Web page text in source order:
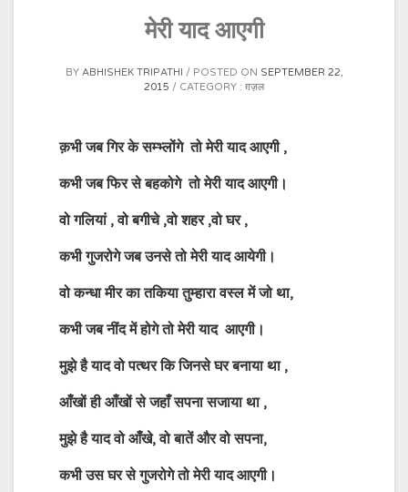
मेरी याद आएगी
BY ABHISHEK TRIPATHI POSTED ON SEPTEMBER 22,
2015
CATEGORY : ग़ज़ल
क़भी जब गिर के सम्भ्लोंगे तो मेरी याद आएगी ,
कभी जब फिर से बहकोगे तो मेरी याद आएगी।
वो गलियां , वो बगीचे ,वो शहर ,वो घर ,
कभी गुजरोगे जब उनसे तो मेरी याद आयेगी।
वो कन्धा मीर का तकिया तुम्हारा वस्ल में जो था,
कभी जब नींद में होगे तो मेरी याद आएगी।
मुझे है याद वो पत्थर कि जिनसे घर बनाया था ,
आँखों ही आँखों से जहाँ सपना सजाया था ,
मुझे है याद वो आँखे, वो बातें और वो सपना,
कभी उस घर से गुजरोगे तो मेरी याद आएगी।